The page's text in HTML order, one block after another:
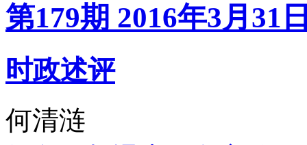
第179期 2016年3月31
时政述评
何清涟